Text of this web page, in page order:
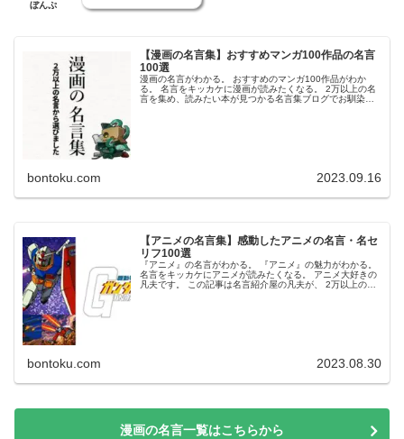
ぼんぷ
【漫画の名言集】おすすめマンガ100作品の名言
100選
漫画の名言がわかる。 おすすめのマンガ100作品がわか
る。 名言をキッカケに漫画が読みたくなる。 2万以上の名
言を集め、読みたい本が見つかる名言集ブログでお馴染み
bontoku.com 2023.09.16
【アニメの名言集】感動したアニメの名言・名セ
リフ100選
『アニメ』の名言がわかる。 『アニメ』の魅力がわかる。
名言をキッカケにアニメが読みたくなる。 アニメ大好きの
凡夫です。 この記事は名言紹介屋の凡夫が、 2万以上の名
bontoku.com 2023.08.30
漫画の名言一覧はこちらから